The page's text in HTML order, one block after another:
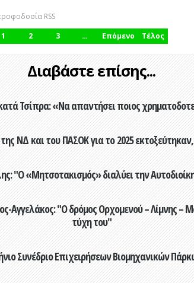
RSS
1 2 3 … Επόμενο Τέλος
Διαβάστε επίσης...
Τσίπρα: «Να απαντήσει ποιος
ΝΔ και του ΠΑΣΟΚ για το 2025
"Ο «Μητσοτακισμός» διαλύει την
Αγγελάκος: "Ο δρόμος Ορχομενού – Λίμνης –
τύχη του"
Συνέδριο Επιχειρήσεων Βιομηχανικών